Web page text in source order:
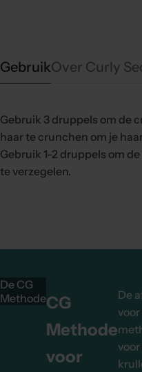
GebruikOver Curly
Gebruik 3 druppels om de
haar te crunchen om je
Gebruik 1-2 druppels om
te verzegelen.
De CG
MethodeCG
Methode
voor
De